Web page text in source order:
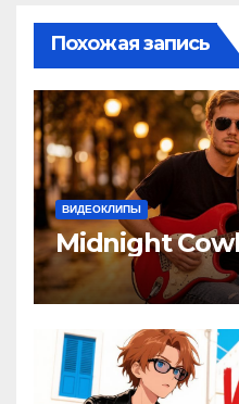
Похожая запись
ВИДЕОКЛИПЫ
Midnight